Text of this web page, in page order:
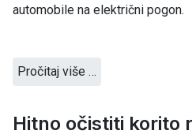
automobile na električni pogon.
Pročitaj više …
Hitno očistiti korito